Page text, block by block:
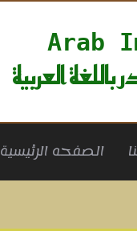
Arab
العربية
الصفحه الرئيسية